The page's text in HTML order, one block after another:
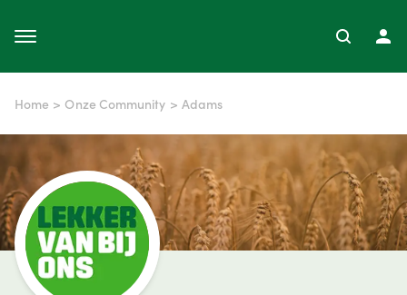
Home > Onze Community > Adams